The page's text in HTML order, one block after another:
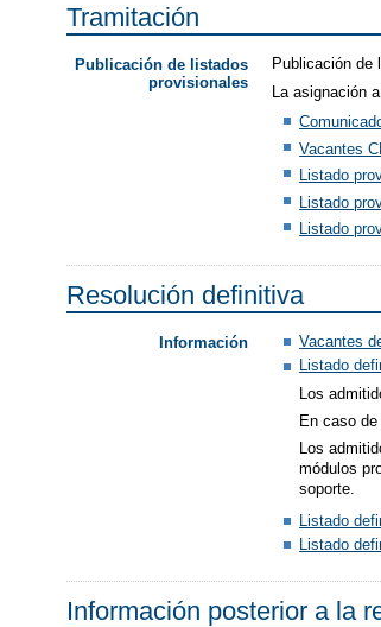
Tramitación
Publicación de listados
provisionales
Publicación
La asignación
Vacantes
Listado
Listado
Listado
Resolución definitiva
Información
Vacantes
Listado
Los
En caso
Los
módulos
soporte.
Listado
Listado
Información posterior a la